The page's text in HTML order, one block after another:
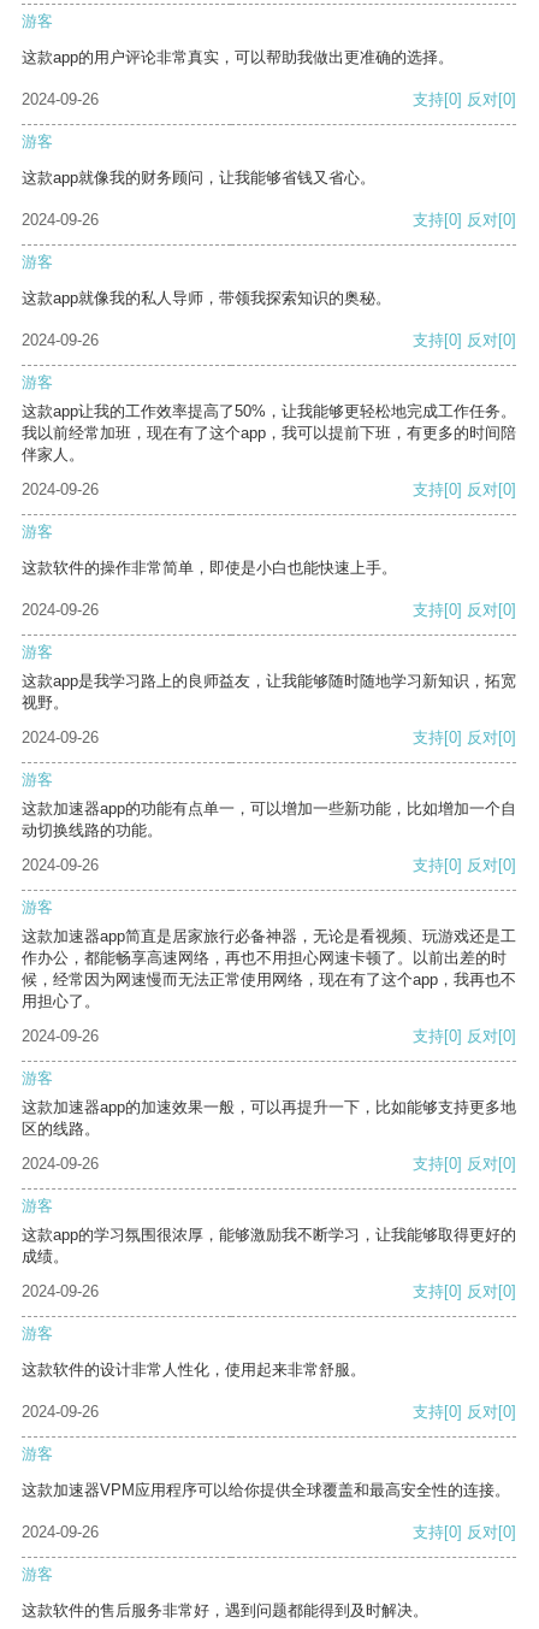
游客
这款app的用户评论非常真实，可以帮助我做出更准确的选择。
2024-09-26 支持[0] 反对[0]
游客
这款app就像我的财务顾问，让我能够省钱又省心。
2024-09-26 支持[0] 反对[0]
游客
这款app就像我的私人导师，带领我探索知识的奥秘。
2024-09-26 支持[0] 反对[0]
游客
这款app让我的工作效率提高了50%，让我能够更轻松地完成工作任务。
我以前经常加班，现在有了这个app，我可以提前下班，有更多的时间陪
伴家人。
2024-09-26
支持[0] 反对[0]
游客
这款软件的操作非常简单，即使是小白也能快速上手。
2024-09-26 支持[0] 反对[0]
游客
这款app是我学习路上的良师益友，让我能够随时随地学习新知识，拓宽
视野。
2024-09-26
支持[0] 反对[0]
游客
这款加速器app的功能有点单一，可以增加一些新功能，比如增加一个自
动切换线路的功能。
2024-09-26
支持[0] 反对[0]
游客
这款加速器app简直是居家旅行必备神器，无论是看视频、玩游戏还是工
作办公，都能畅享高速网络，再也不用担心网速卡顿了。以前出差的时
候，经常因为网速慢而无法正常使用网络，现在有了这个app，我再也不
用担心了。
2024-09-26
支持[0] 反对[0]
游客
这款加速器app的加速效果一般，可以再提升一下，比如能够支持更多地
区的线路。
2024-09-26
支持[0] 反对[0]
游客
这款app的学习氛围很浓厚，能够激励我不断学习，让我能够取得更好的
成绩。
2024-09-26
支持[0] 反对[0]
游客
这款软件的设计非常人性化，使用起来非常舒服。
2024-09-26 支持[0] 反对[0]
游客
这款加速器VPM应用程序可以给你提供全球覆盖和最高安全性的连接。
2024-09-26 支持[0] 反对[0]
游客
这款软件的售后服务非常好，遇到问题都能得到及时解决。